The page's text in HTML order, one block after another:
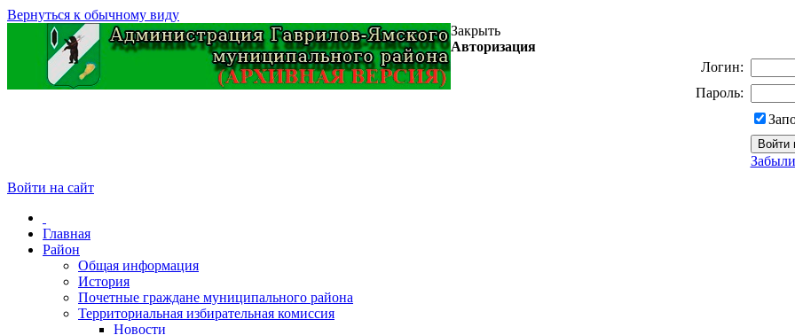
Вернуться к обычному виду
Закрыть
Авторизация
Логин:
Пароль:
Войти на сайт
Главная
Район
Общая информация
История
Почетные граждане муниципального района
Территориальная избирательная комиссия
Новости